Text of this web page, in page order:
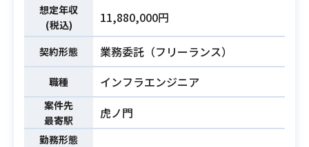
・元請の統合PMのもと、チームメン
バー、顧客とのコミュニケーション
ハブとして、
また課題解決などを行い、プロジ
ェクト推進をサポートいただきま
す。
・（開発ベンダーとして）ウォータ
想定年収
(税込)
11,880,000円
契約形態 業務委託（フリーランス）
職種 インフラエンジニア
案件先
最寄駅
虎ノ門
勤務形態